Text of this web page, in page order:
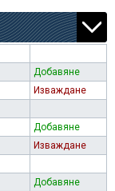
Добавяне
Изваждане
Добавяне
Изваждане
Добавяне